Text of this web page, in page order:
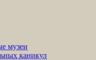
музеи
каникул